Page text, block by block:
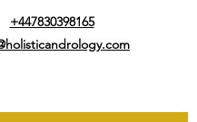
+447830398165